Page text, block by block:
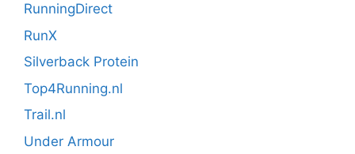
RunningDirect
RunX
Silverback Protein
Top4Running.nl
Trail.nl
Under Armour